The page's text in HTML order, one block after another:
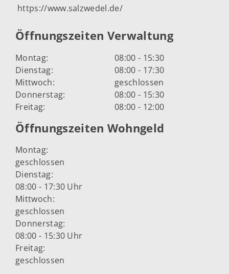
https://www.salzwedel.de/
Öffnungszeiten Verwaltung
Montag:
08:00 - 15:30
Dienstag:
08:00 - 17:30
Mittwoch:
geschlossen
Donnerstag:
08:00 - 15:30
Freitag:
08:00 - 12:00
Öffnungszeiten Wohngeld
Montag:
geschlossen
Dienstag:
08:00 - 17:30 Uhr
Mittwoch:
geschlossen
Donnerstag:
08:00 - 15:30 Uhr
Freitag:
geschlossen